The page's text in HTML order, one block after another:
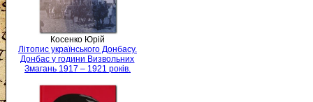
Косенко Юрій
Літопис українського Донбасу.
Донбас у години Визвольних
Змагань 1917 – 1921 років.